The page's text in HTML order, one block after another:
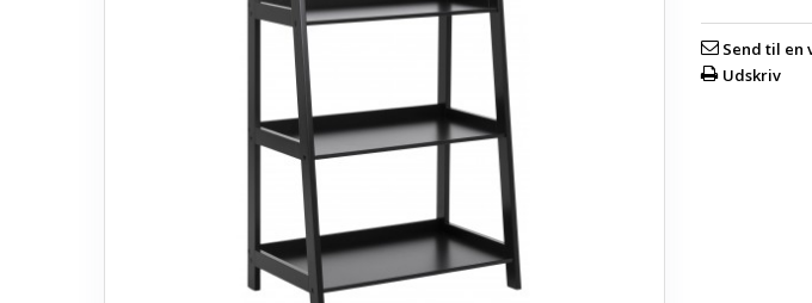
Send til en
Udskriv